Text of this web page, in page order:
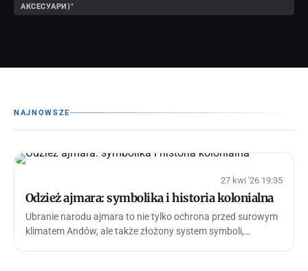
АКСЕСУАРИ)"
NAJNOWSZE
27 kwi '26 19:35
Odzież ajmara: symbolika i historia kolonialna
Ubranie narodu ajmara to nie tylko ochrona przed surowym
klimatem Andów, ale także złożony system symboli,